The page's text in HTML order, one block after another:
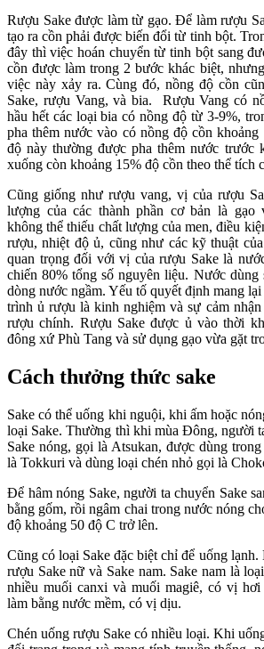
Rượu Sake được làm từ gạo. Để làm rượu
tạo ra cồn phải được biến đổi từ tinh bột.
đây thì việc hoán chuyển từ tinh bột sang
cồn được làm trong 2 bước khác biệt,
việc này xảy ra. Cùng đó, nồng độ cồn
Sake, rượu Vang, và bia. Rượu Vang có
hầu hết các loại bia có nồng độ từ 3-9%,
pha thêm nước vào có nồng độ cồn
độ này thường được pha thêm nước trước
xuống còn khoảng 15% độ cồn theo thể tích
Cũng giống như rượu vang, vị của rượu
lượng của các thành phần cơ bản là gạo
không thể thiếu chất lượng của men, điều
rượu, nhiệt độ ủ, cũng như các kỹ thuật
quan trọng đối với vị của rượu Sake là
chiến 80% tổng số nguyên liệu. Nước dùng
dòng nước ngầm. Yếu tố quyết định mang lại
trình ủ rượu là kinh nghiệm và sự cảm
rượu chính. Rượu Sake được ủ vào thời
đông xứ Phù Tang và sử dụng gạo vừa gặt
Cách thưởng thức sake
Sake có thể uống khi nguội, khi ấm hoặc
loại Sake. Thường thì khi mùa Đông, người
Sake nóng, gọi là Atsukan, được dùng
là Tokkuri và dùng loại chén nhỏ gọi là
Để hâm nóng Sake, người ta chuyển Sake
bằng gốm, rồi ngâm chai trong nước nóng
độ khoảng 50 độ C trở lên.
Cũng có loại Sake đặc biệt chỉ để uống
rượu Sake nữ và Sake nam. Sake nam là
nhiều muối canxi và muối magiê, có vị
làm bằng nước mềm, có vị dịu.
Chén uống rượu Sake có nhiều loại. Khi